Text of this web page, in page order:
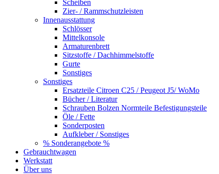
Scheiben
Zier- / Rammschutzleisten
Innenausstattung
Schlösser
Mittelkonsole
Armaturenbrett
Sitzstoffe / Dachhimmelstoffe
Gurte
Sonstiges
Sonstiges
Ersatzteile Citroen C25 / Peugeot J5/ WoMo
Bücher / Literatur
Schrauben Bolzen Normteile Befestigungsteile
Öle / Fette
Sonderposten
Aufkleber / Sonstiges
% Sonderangebote %
Gebrauchtwagen
Werkstatt
Über uns